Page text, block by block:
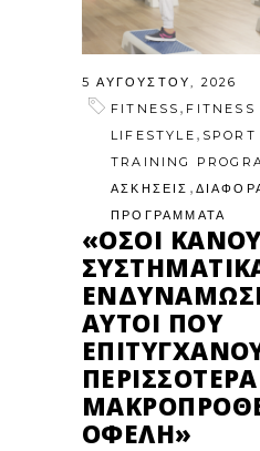
5 ΑΥΓΟΎΣΤΟΥ, 2026
FITNESS , FITNESS
LIFESTYLE , SPORT
TRAINING
ΑΣΚΗΣΕΙΣ ,
ΠΡΟΓΡΑΜΜΑΤΑ
«ΌΣΟΙ
ΑΥΤΟΊ ΠΟΥ
ΠΕΡΙΣΣΌΤΕΡΑ
ΟΦΈΛΗ»